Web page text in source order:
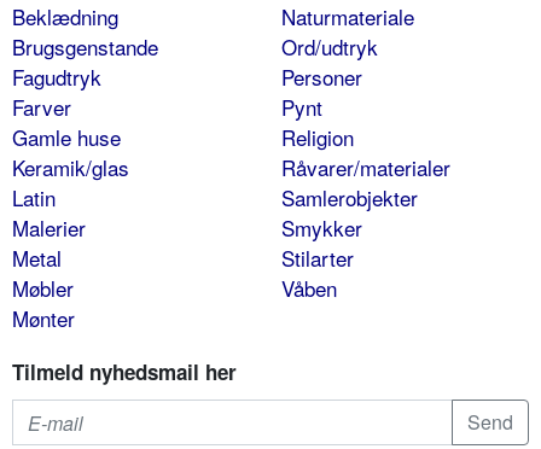
Beklædning
Brugsgenstande
Fagudtryk
Farver
Gamle huse
Keramik/glas
Latin
Malerier
Metal
Møbler
Mønter
Naturmateriale
Ord/udtryk
Personer
Pynt
Religion
Råvarer/materialer
Samlerobjekter
Smykker
Stilarter
Våben
Tilmeld nyhedsmail her